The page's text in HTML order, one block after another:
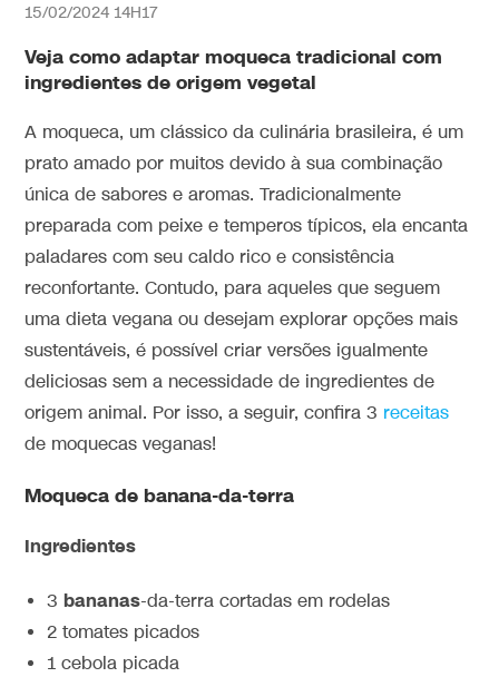
15/02/2024 14H17
Veja como adaptar moqueca tradicional com
ingredientes de origem vegetal
A moqueca, um clássico da culinária brasileira, é um
prato amado por muitos devido à sua combinação
única de sabores e aromas. Tradicionalmente
preparada com peixe e temperos típicos, ela encanta
paladares com seu caldo rico e consistência
reconfortante. Contudo, para aqueles que seguem
uma dieta vegana ou desejam explorar opções mais
sustentáveis, é possível criar versões igualmente
deliciosas sem a necessidade de ingredientes de
origem animal. Por isso, a seguir, confira 3 receitas
de moquecas veganas!
Moqueca de banana-da-terra
Ingredientes
3bananas-da-terra cortadas em rodelas
2 tomates picados
1 cebola picada